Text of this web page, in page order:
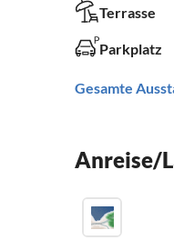
Terrasse
Parkplatz
Gesamte
Anreise/